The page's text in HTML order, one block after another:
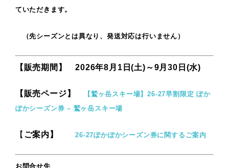
ていただきます。
（先シーズンとは異なり、発送対応は行いません）
【販売期間】 2026年8月1日(土)～9月30日(水)
【販売ページ】
【鷲ヶ岳スキー場】26-27早割限定 ぽか
ぽかシーズン券 – 鷲ヶ岳スキー場
【 ご案内】 26-27ぽかぽかシーズン券に関するご案内
お問合せ先